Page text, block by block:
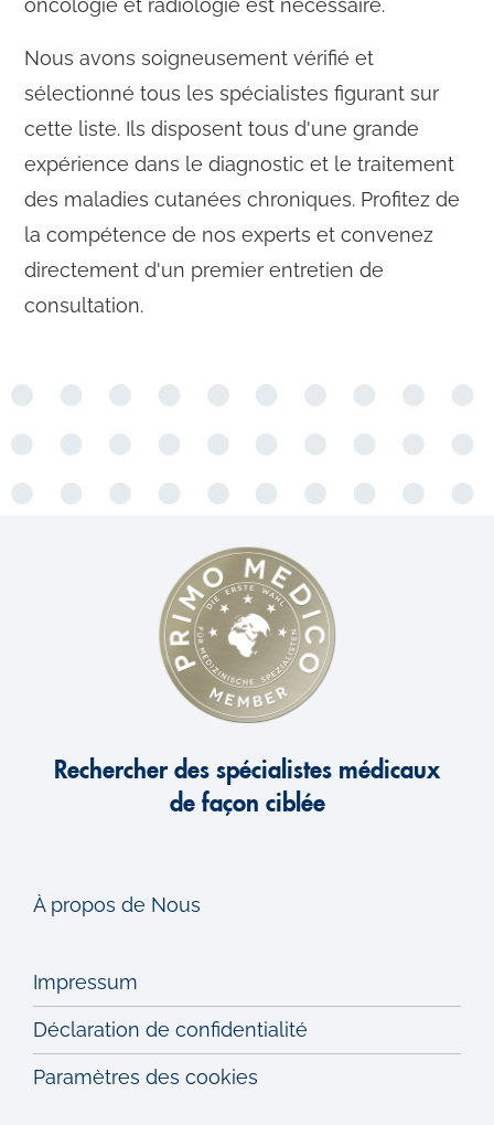
oncologie et radiologie est nécessaire.
Nous avons soigneusement vérifié et
sélectionné tous les spécialistes figurant sur
cette liste. Ils disposent tous d'une grande
expérience dans le diagnostic et le traitement
des maladies cutanées chroniques. Profitez de
la compétence de nos experts et convenez
directement d'un premier entretien de
consultation.
Rechercher des spécialistes médicaux
de façon ciblée
À propos de Nous
Impressum
Déclaration de confidentialité
Paramètres des cookies